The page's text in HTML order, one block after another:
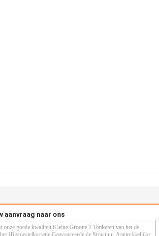
aanvraag naar ons